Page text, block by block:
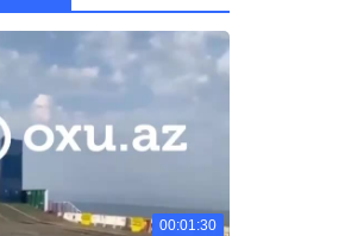
00:01:30